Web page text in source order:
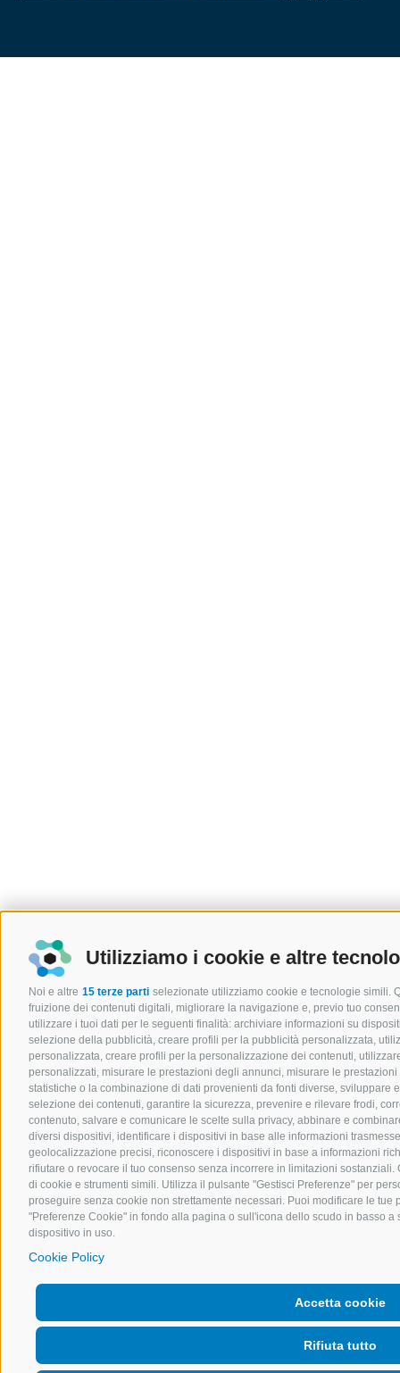
Utilizziamo i cookie e altre
Noi e altre 15 terze parti selezionate utilizziamo cookie e tecnologie simili.
fruizione dei contenuti digitali, migliorare la navigazione e, previo tuo
utilizzare i tuoi dati per le seguenti finalità: archiviare informazioni su
selezione della pubblicità, creare profili per la pubblicità personalizzata,
personalizzata, creare profili per la personalizzazione dei contenuti,
personalizzati, misurare le prestazioni degli annunci, misurare le
statistiche o la combinazione di dati provenienti da fonti diverse, sviluppare
selezione dei contenuti, garantire la sicurezza, prevenire e rilevare frodi,
contenuto, salvare e comunicare le scelte sulla privacy, abbinare e
diversi dispositivi, identificare i dispositivi in base alle informazioni
geolocalizzazione precisi, riconoscere i dispositivi in base a informazioni
rifiutare o revocare il tuo consenso senza incorrere in limitazioni
di cookie e strumenti simili. Utilizza il pulsante "Gestisci Preferenze" per
proseguire senza cookie non strettamente necessari. Puoi modificare le
"Preferenze Cookie" in fondo alla pagina o sull'icona dello scudo in basso
dispositivo in uso.
Cookie Policy
Accetta cookie
Rifiuta tutto